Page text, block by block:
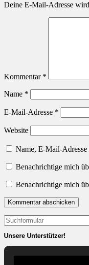
Deine E-Mail-Adresse
Kommentar *
Name *
E-Mail-Adresse *
Website
Name, E-Mail-Adresse
Benachrichtige mich
Benachrichtige mich
Suchen
nach:
Unsere Unterstützer!